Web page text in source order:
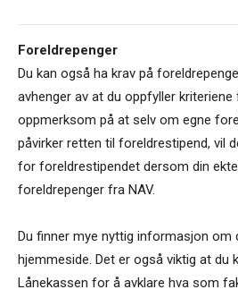
Foreldrepenger
Du kan også ha krav på
avhenger av at du oppfyller
oppmerksom på at selv om egne
påvirker retten til foreldrestipend, vil
for foreldrestipendet dersom din
foreldrepenger fra NAV.
Du finner mye nyttig informasjon om
hjemmeside. Det er også viktig at du
Lånekassen for å avklare hva som